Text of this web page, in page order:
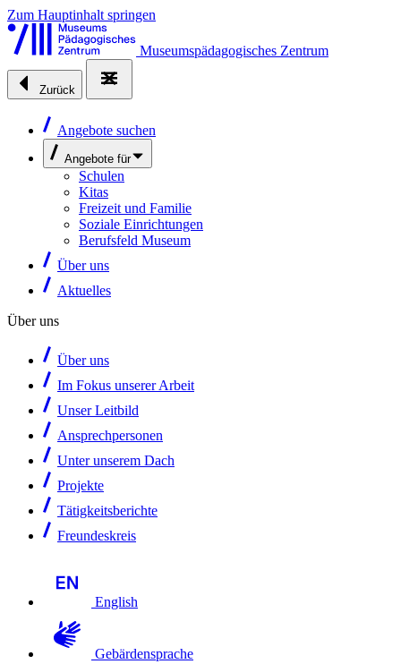
Zum Hauptinhalt springen
Museumspädagogisches Zentrum
Zurück
Angebote suchen
Angebote für
Schulen
Kitas
Freizeit und Familie
Soziale Einrichtungen
Berufsfeld Museum
Über uns
Aktuelles
Über uns
Über uns
Im Fokus unserer Arbeit
Unser Leitbild
Ansprechpersonen
Unter unserem Dach
Projekte
Tätigkeitsberichte
Freundeskreis
English
Gebärdensprache